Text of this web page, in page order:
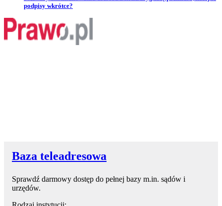
podpisy wkrótce?
Baza teleadresowa
Sprawdź darmowy dostęp do pełnej bazy m.in. sądów i
urzędów.